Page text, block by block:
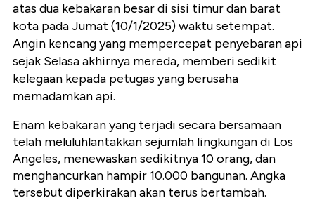
atas dua kebakaran besar di sisi timur dan barat
kota pada Jumat (10/1/2025) waktu setempat.
Angin kencang yang mempercepat penyebaran api
sejak Selasa akhirnya mereda, memberi sedikit
kelegaan kepada petugas yang berusaha
memadamkan api.
Enam kebakaran yang terjadi secara bersamaan
telah meluluhlantakkan sejumlah lingkungan di Los
Angeles, menewaskan sedikitnya 10 orang, dan
menghancurkan hampir 10.000 bangunan. Angka
tersebut diperkirakan akan terus bertambah.